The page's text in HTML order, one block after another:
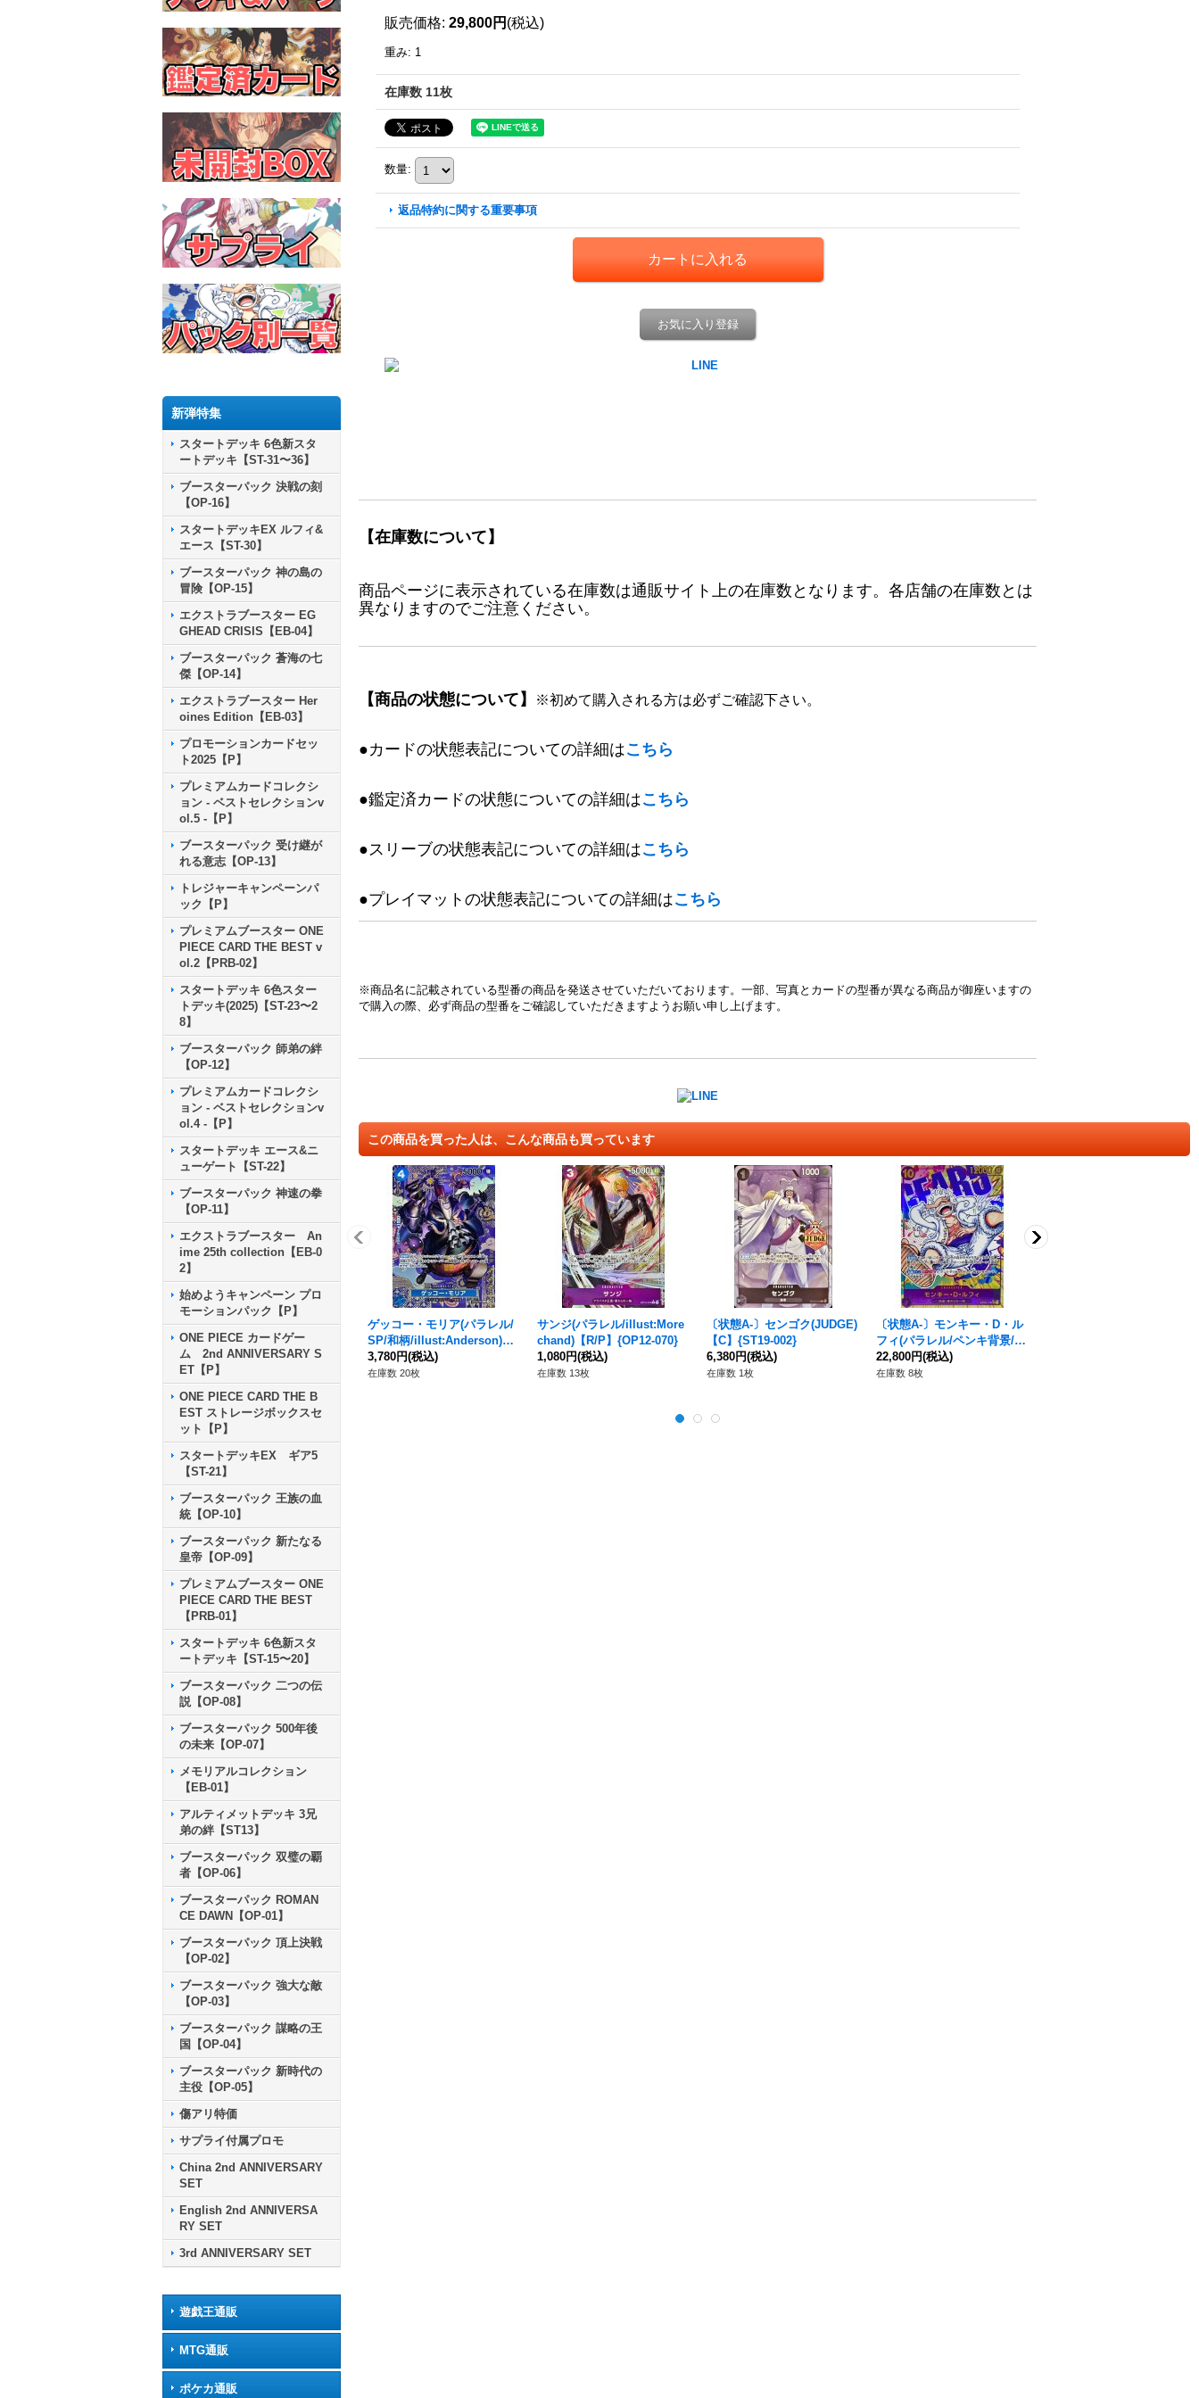
新弾特集
スタートデッキ 6色新スタ
ートデッキ【ST-31〜36】
ブースターパック 決戦の刻
【OP-16】
スタートデッキEX ルフィ&
エース【ST-30】
ブースターパック 神の島の
冒険【OP-15】
エクストラブースター EG
GHEAD CRISIS【EB-04】
ブースターパック 蒼海の七
傑【OP-14】
エクストラブースター Her
oines Edition【EB-03】
プロモーションカードセッ
ト2025【P】
プレミアムカードコレクシ
ョン - ベストセレクションv
ol.5 -【P】
ブースターパック 受け継が
れる意志【OP-13】
トレジャーキャンペーンパ
ック【P】
プレミアムブースター ONE
PIECE CARD THE BEST v
ol.2【PRB-02】
スタートデッキ 6色スター
トデッキ(2025)【ST-23〜2
8】
ブースターパック 師弟の絆
【OP-12】
プレミアムカードコレクシ
ョン - ベストセレクションv
ol.4 -【P】
スタートデッキ エース&ニ
ューゲート【ST-22】
ブースターパック 神速の拳
【OP-11】
エクストラブースター An
ime 25th collection【EB-0
2】
始めようキャンペーン プロ
モーションパック【P】
ONE PIECE カードゲー
ム 2nd ANNIVERSARY S
ET【P】
ONE PIECE CARD THE B
EST ストレージボックスセ
ット【P】
スタートデッキEX ギア5
【ST-21】
ブースターパック 王族の血
統【OP-10】
ブースターパック 新たなる
皇帝【OP-09】
プレミアムブースター ONE
PIECE CARD THE BEST
【PRB-01】
スタートデッキ 6色新スタ
ートデッキ【ST-15〜20】
ブースターパック 二つの伝
説【OP-08】
ブースターパック 500年後
の未来【OP-07】
メモリアルコレクション
【EB-01】
アルティメットデッキ 3兄
弟の絆【ST13】
ブースターパック 双璧の覇
者【OP-06】
ブースターパック ROMAN
CE DAWN【OP-01】
ブースターパック 頂上決戦
【OP-02】
ブースターパック 強大な敵
【OP-03】
ブースターパック 謀略の王
国【OP-04】
ブースターパック 新時代の
主役【OP-05】
傷アリ特価
サプライ付属プロモ
China 2nd ANNIVERSARY
SET
English 2nd ANNIVERSA
RY SET
3rd ANNIVERSARY SET
遊戯王通販
MTG通販
ポケカ通販
販売価格: 29,800円 (税込)
重み: 1
在庫数 11枚
数量:
返品特約に関する重要事項
お気に入り登録
【在庫数について】
商品ページに表示されている在庫数は通販サイト上の在庫数となります。各店舗の在庫数とは
異なりますのでご注意ください。
【商品の状態について】 ※初めて購入される方は必ずご確認下さい。
●カードの状態表記についての詳細はこちら
●鑑定済カードの状態についての詳細はこちら
●スリーブの状態表記についての詳細はこちら
●プレイマットの状態表記についての詳細はこちら
※商品名に記載されている型番の商品を発送させていただいております。一部、写真とカードの型番が異なる商品が御座いますの
で購入の際、必ず商品の型番をご確認していただきますようお願い申し上げます。
この商品を買った人は、こんな商品も買っています
ゲッコー・モリア(パラレル/
SP/和柄/illust:Anderson)
【SP】{ST03-004[OP08]}
3,780円(税込)
在庫数 20枚
サンジ(パラレル/illust:More
chand)【R/P】{OP12-070}
1,080円(税込)
在庫数 13枚
〔状態A-〕センゴク(JUDGE)
【C】{ST19-002}
6,380円(税込)
在庫数 1枚
〔状態A-〕モンキー・D・ル
フィ(パラレル/ペンキ背景/漫
画絵)【SEC/P】{OP05-119}
22,800円(税込)
在庫数 8枚